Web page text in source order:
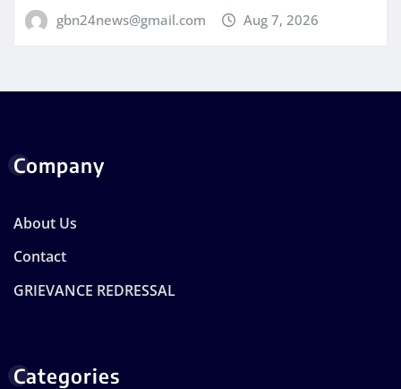
gbn24news@gmail.com Aug 7, 2026
Company
About Us
Contact
GRIEVANCE REDRESSAL
Categories